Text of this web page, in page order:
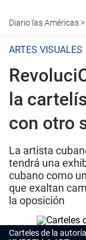
Diario las Américas>
ARTES VISUALES
la
con otro
La artista
tendrá una
cubano como
que exaltan
la oposición
Carteles de la